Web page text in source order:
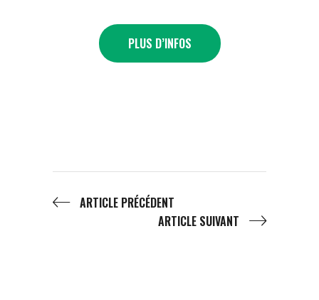
PLUS D’INFOS
ARTICLE PRÉCÉDENT
ARTICLE SUIVANT